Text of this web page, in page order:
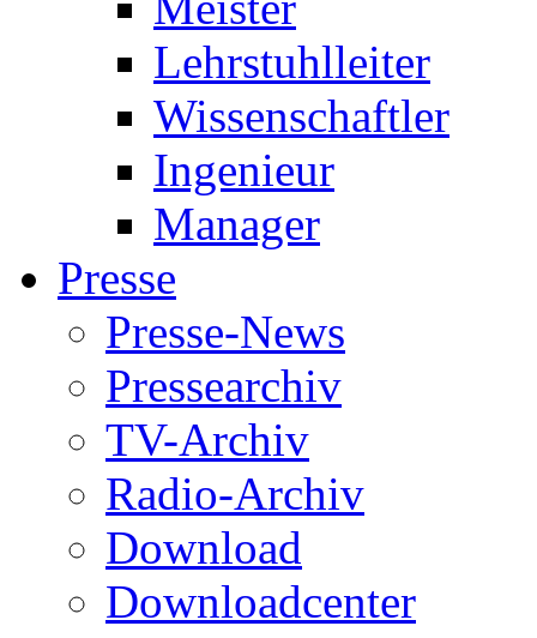
Lehrstuhlleiter
Wissenschaftler
Ingenieur
Manager
Presse
Presse-News
Pressearchiv
TV-Archiv
Radio-Archiv
Download
Downloadcenter